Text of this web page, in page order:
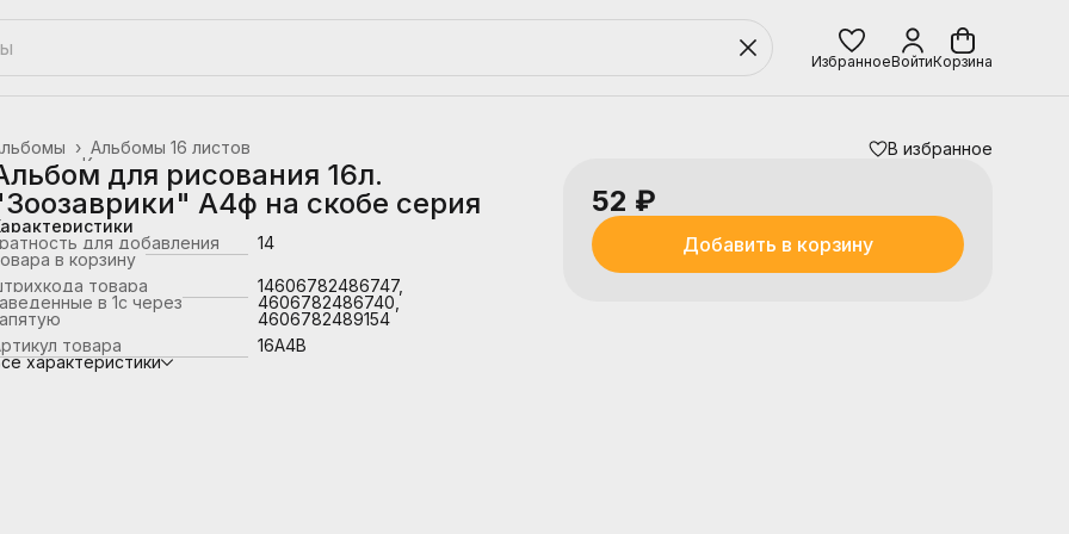
ИзбранноеВойтиКорзина
Альбомы 16 листов
›
Канцтовары, школьные принадлежности
для рисования 16л.
А4ф на скобе серия
для добавления
в корзину
14
товара
в 1с через
14606782486747,
4606782486740,
4606782489154
товара
16А4В
характеристики
В избранное
52 ₽
Добавить в корзину